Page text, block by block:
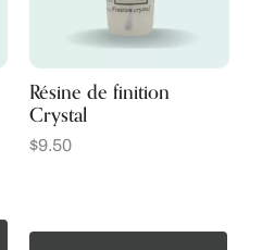
Résine de finition
Crystal
$9.50